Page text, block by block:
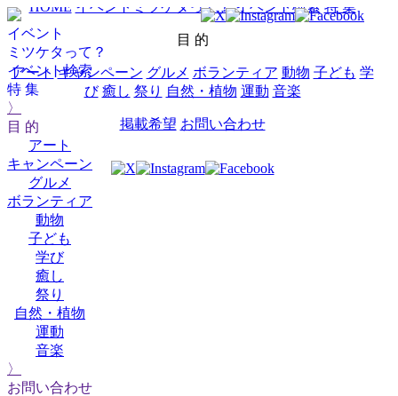
イベント
ミツケタって？
イベント検索
特 集
〉
目 的
アート
キャンペーン
グルメ
ボランティア
動物
子ども
学び
癒し
祭り
自然・植物
運動
音楽
〉
お問い合わせ
HOME イベントミツケタって？ イベント検索 特 集
目 的
アート キャンペーン グルメ ボランティア 動物 子ども 学
び 癒し 祭り 自然・植物 運動 音楽
掲載希望 お問い合わせ